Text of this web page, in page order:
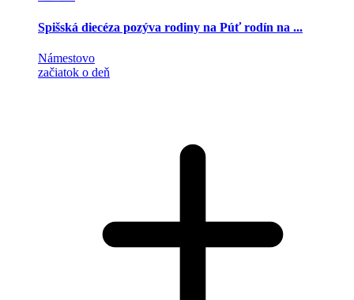
Spišská diecéza pozýva rodiny na Púť rodín na ...
Námestovo
začiatok o deň